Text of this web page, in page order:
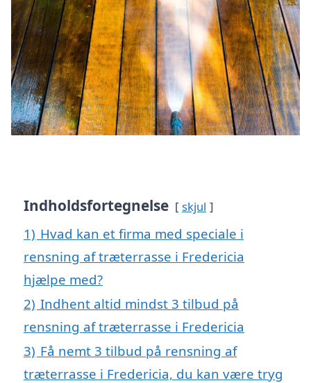
Indholdsfortegnelse skjul
1) Hvad kan et firma med speciale i
rensning af træterrasse i Fredericia
hjælpe med?
2) Indhent altid mindst 3 tilbud på
rensning af træterrasse i Fredericia
3) Få nemt 3 tilbud på rensning af
træterrasse i Fredericia, du kan være tryg